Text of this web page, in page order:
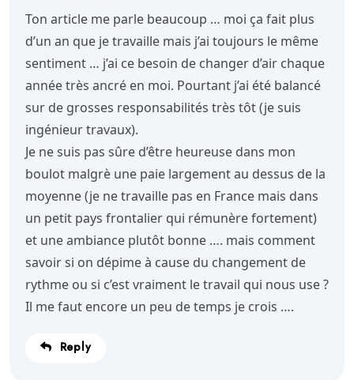
Ton article me parle beaucoup … moi ça fait plus
d’un an que je travaille mais j’ai toujours le même
sentiment … j’ai ce besoin de changer d’air chaque
année très ancré en moi. Pourtant j’ai été balancé
sur de grosses responsabilités très tôt (je suis
ingénieur travaux).
Je ne suis pas sûre d’être heureuse dans mon
boulot malgrè une paie largement au dessus de la
moyenne (je ne travaille pas en France mais dans
un petit pays frontalier qui rémunère fortement)
et une ambiance plutôt bonne …. mais comment
savoir si on dépime à cause du changement de
rythme ou si c’est vraiment le travail qui nous use ?
Il me faut encore un peu de temps je crois ….
Reply